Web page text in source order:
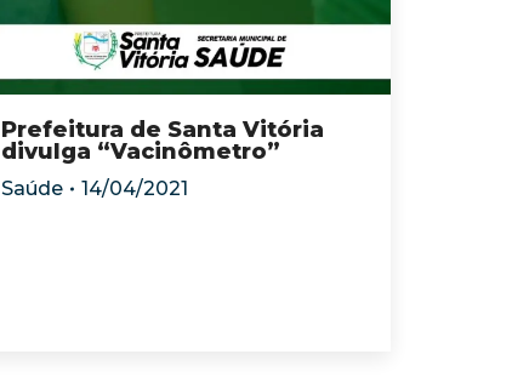
Prefeitura de Santa Vitória
divulga “Vacinômetro”
Saúde 14/04/2021